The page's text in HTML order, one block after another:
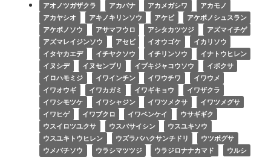
アオノツガザクラ アカバナ アカメガシワ
アカモノ
アカヤシオ
アキノキリンソウ アケビ
アケボノシュスラン
アケボノソウ
アサマフウロ アシタカツツジ
アズマイチゲ
アズマレイジンソウ
アセビ イオウゴケ
イカリソウ
イタヤカエデ
イチヤクソウ イチリンソウ
イナトウヒレン
イヌシデ
イヌセンブリ イブキジャコウソウ
イボクサ
イロハモミジ
イワインチン イワウチワ
イワウメ
イワオウギ
イワカガミ イワギキョウ
イワザクラ
イワシモツケ
イワシャジン イワツメクサ
イワツメグサ
イワヒゲ
イワブクロ イワベンケイ
ウサギギク
ウスイロツユクサ
ウスバサイシン
ウスユキソウ
ウスユキトウヒレン
ウズラバハクサンチドリ
ウツボグサ
ウメバチソウ
ウラシマツツジ ウラジロナナカマド
ウルシ